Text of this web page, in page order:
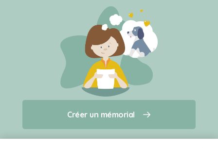
Créer un mémorial
Qui sommes-nous ?
Nous contacter
Créer un mémorial